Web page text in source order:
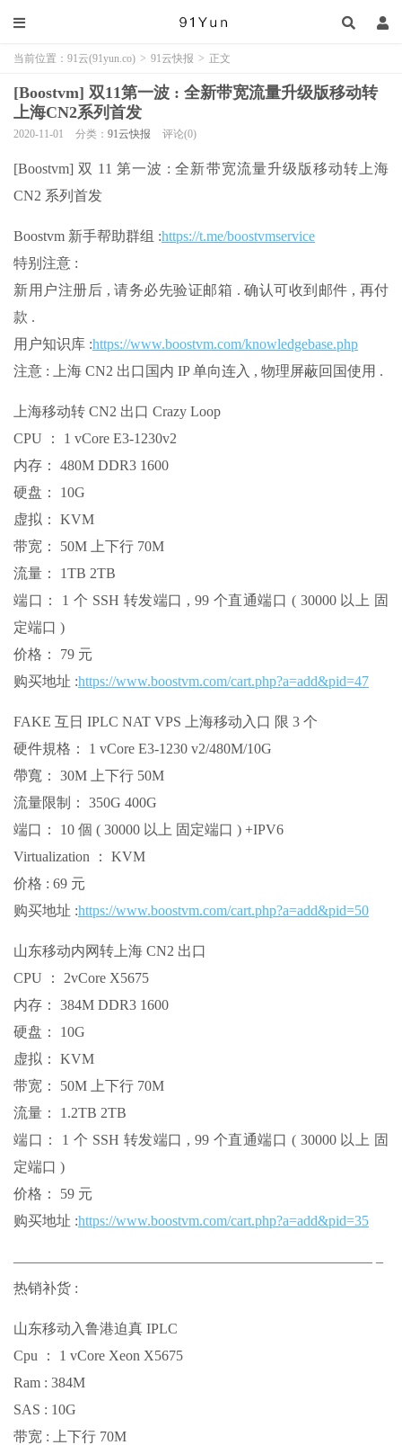
当前位置： 91云(91yun.co) > 91云快报 > 正文
[Boostvm] 双11第一波 : 全新带宽流量升级版移动转
上海CN2系列首发
2020-11-01 分类： 91云快报 评论(0)
[Boostvm] 双 11 第一波 : 全新带宽流量升级版移动转上海
CN2 系列首发
Boostvm 新手帮助群组 :https://t.me/boostvmservice
特别注意 :
新用户注册后 , 请务必先验证邮箱 . 确认可收到邮件 , 再付
款 .
用户知识库 :https://www.boostvm.com/knowledgebase.php
注意 : 上海 CN2 出口国内 IP 单向连入 , 物理屏蔽回国使用 .
上海移动转 CN2 出口 Crazy Loop
CPU ： 1 vCore E3-1230v2
内存： 480M DDR3 1600
硬盘： 10G
虚拟： KVM
带宽： 50M 上下行 70M
流量： 1TB 2TB
端口： 1 个 SSH 转发端口 , 99 个直通端口 ( 30000 以上 固
定端口 )
价格： 79 元
购买地址 :https://www.boostvm.com/cart.php?a=add&pid=47
FAKE 互日 IPLC NAT VPS 上海移动入口 限 3 个
硬件規格： 1 vCore E3-1230 v2/480M/10G
帶寬： 30M 上下行 50M
流量限制： 350G 400G
端口： 10 個 ( 30000 以上 固定端口 ) +IPV6
Virtualization ： KVM
价格 : 69 元
购买地址 :https://www.boostvm.com/cart.php?a=add&pid=50
山东移动内网转上海 CN2 出口
CPU ： 2vCore X5675
内存： 384M DDR3 1600
硬盘： 10G
虚拟： KVM
带宽： 50M 上下行 70M
流量： 1.2TB 2TB
端口： 1 个 SSH 转发端口 , 99 个直通端口 ( 30000 以上 固
定端口 )
价格： 59 元
购买地址 :https://www.boostvm.com/cart.php?a=add&pid=35
————————————————————————— –
热销补货 :
山东移动入鲁港迫真 IPLC
Cpu ： 1 vCore Xeon X5675
Ram : 384M
SAS : 10G
带宽 : 上下行 70M